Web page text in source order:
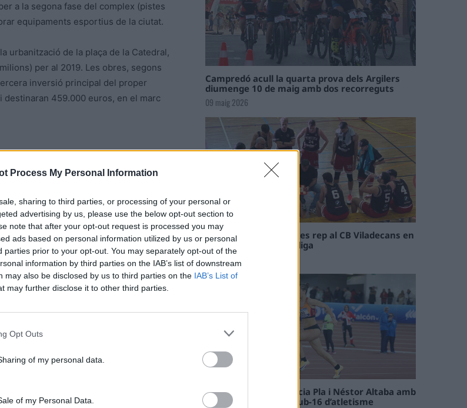
Process My Personal Information
sharing to third parties, or processing of your personal or
advertising by us, please use the below opt-out section to
note that after your opt-out request is processed you may
ads based on personal information utilized by us or personal
parties prior to your opt-out. You may separately opt-out of the
information by third parties on the IAB’s list of downstream
may also be disclosed by us to third parties on the IAB’s List of
may further disclose it to other third parties.
Opt Outs
of my personal data.
of my Personal Data.
a la segona fase del complex (pistes
equipaments esportius de la ciutat.
urbanització de la plaça de la Catedral,
per al 2019. Les obres, segons
inversió principal del proper
destinaran 459.000 euros, en el marc
Article següent
recupera en una exposició el perfil de Carles
Guerra com a artista plàstic
Campredó acull la quarta prova dels Argilers
diumenge 10 de maig amb dos recorreguts
09 maig 2026
El Cantaires amb baixes rep al CB Viladecans en
el tram decisiu de la lliga
09 maig 2026
Paula Sintorres, Patrícia Pla i Néstor Altaba amb
la selecció catalana sub-16 d’atletisme